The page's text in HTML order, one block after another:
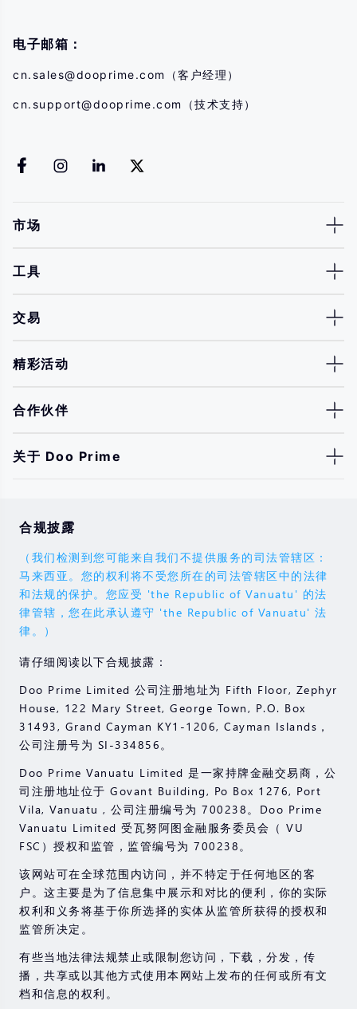
电子邮箱：
cn.sales@dooprime.com （客户经理）
cn.support@dooprime.com （技术支持）
市场
工具
交易
精彩活动
合作伙伴
关于 Doo Prime
合规披露
（我们检测到您可能来自我们不提供服务的司法管辖区：
马来西亚。您的权利将不受您所在的司法管辖区中的法律
和法规的保护。您应受 'the Republic of Vanuatu' 的法
律管辖，您在此承认遵守 'the Republic of Vanuatu' 法
律。）
请仔细阅读以下合规披露：
Doo Prime Limited 公司注册地址为 Fifth Floor, Zephyr
House, 122 Mary Street, George Town, P.O. Box
31493, Grand Cayman KY1-1206, Cayman Islands，
公司注册号为 SI-334856。
Doo Prime Vanuatu Limited 是一家持牌金融交易商，公
司注册地址位于 Govant Building, Po Box 1276, Port
Vila, Vanuatu , 公司注册编号为 700238。Doo Prime
Vanuatu Limited 受瓦努阿图金融服务委员会（ VU
FSC）授权和监管，监管编号为 700238。
该网站可在全球范围内访问，并不特定于任何地区的客
户。这主要是为了信息集中展示和对比的便利，你的实际
权利和义务将基于你所选择的实体从监管所获得的授权和
监管所决定。
有些当地法律法规禁止或限制您访问，下载，分发，传
播，共享或以其他方式使用本网站上发布的任何或所有文
档和信息的权利。